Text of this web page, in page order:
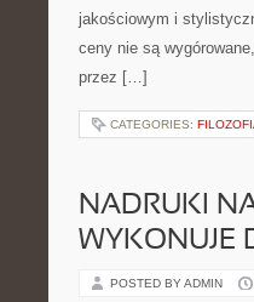
jakościowym i
ceny nie są
przez […]
CATEGORIES:
NADRUKI
WYKONUJE
POSTED BY ADMIN